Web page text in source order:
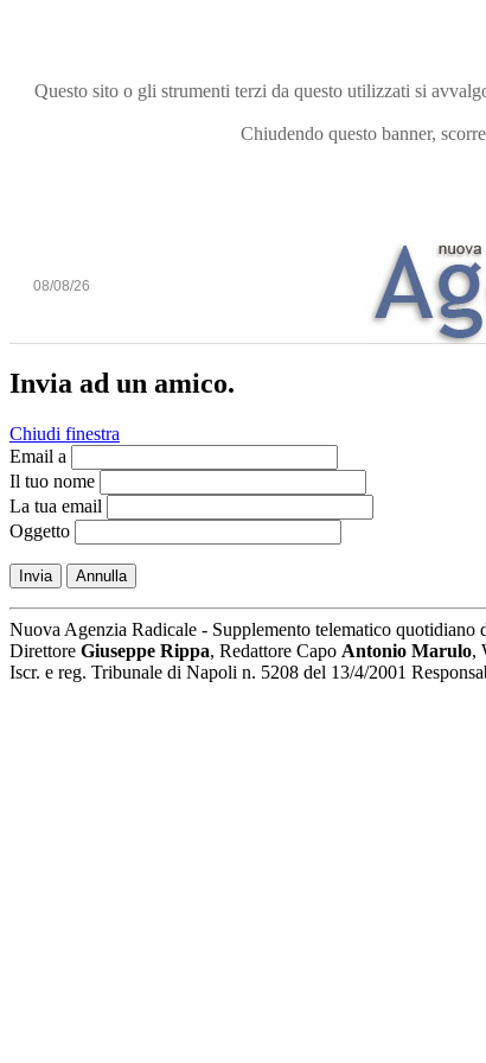
Questo sito o gli strumenti terzi da questo utilizzati si
Chiudendo questo banner,
08/08/26
Invia ad un amico.
Chiudi finestra
Email a
Il tuo nome
La tua email
Oggetto
Invia Annulla
Nuova Agenzia Radicale - Supplemento telematico quotidiano
Direttore Giuseppe Rippa, Redattore Capo Antonio Marulo,
Iscr. e reg. Tribunale di Napoli n. 5208 del 13/4/2001